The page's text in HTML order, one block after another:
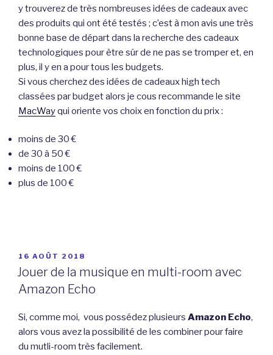
y trouverez de très nombreuses idées de cadeaux avec
des produits qui ont été testés ; c’est à mon avis une très
bonne base de départ dans la recherche des cadeaux
technologiques pour être sûr de ne pas se tromper et, en
plus, il y en a pour tous les budgets.
Si vous cherchez des idées de cadeaux high tech
classées par budget alors je cous recommande le site
MacWayqui oriente vos choix en fonction du prix :
moins de 30 €
de 30 à 50 €
moins de 100 €
plus de 100 €
PUBLIÉ
LE
16 AOÛT 2018
Jouer de la musique en multi-room avec
Amazon Echo
Si, comme moi, vous possédez plusieurs Amazon Echo,
alors vous avez la possibilité de les combiner pour faire
du mutli-room très facilement.